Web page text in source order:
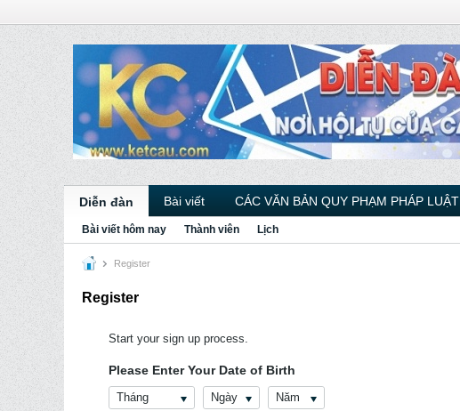
Diễn đàn Bài viết CÁC VĂN BẢN QUY PHẠM PHÁP LUẬT
Bài viết hôm nay Thành viên Lịch
Register
Register
Start your sign up process.
Please Enter Your Date of Birth
Tháng Ngày Năm